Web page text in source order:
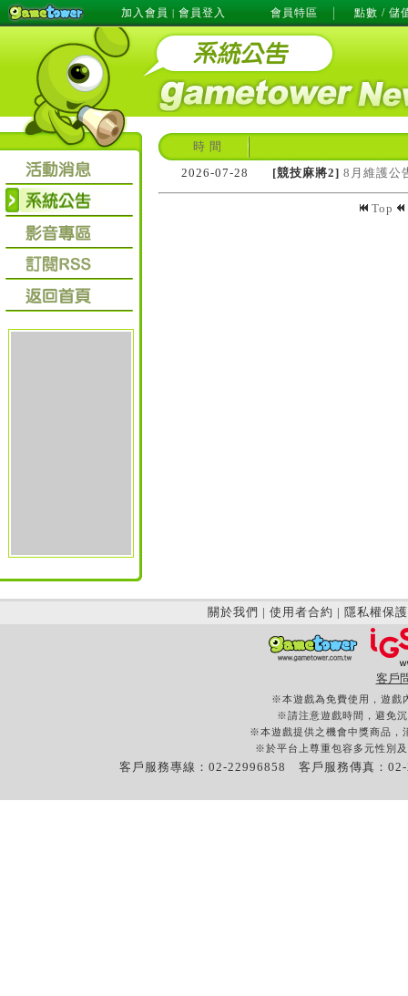
加入會員 | 會員登入 會員特區 點數 / 儲
時 間
2026-07-28
[競技麻將2] 8月維護公
Top
關於我們 | 使用者合約 | 隱私權保護
客戶
※本遊戲為免費使用，遊戲
※請注意遊戲時間，避免
※本遊戲提供之機會中獎商品，
※於平台上尊重包容多元性別
客戶服務專線：02-22996858 客戶服務傳真：